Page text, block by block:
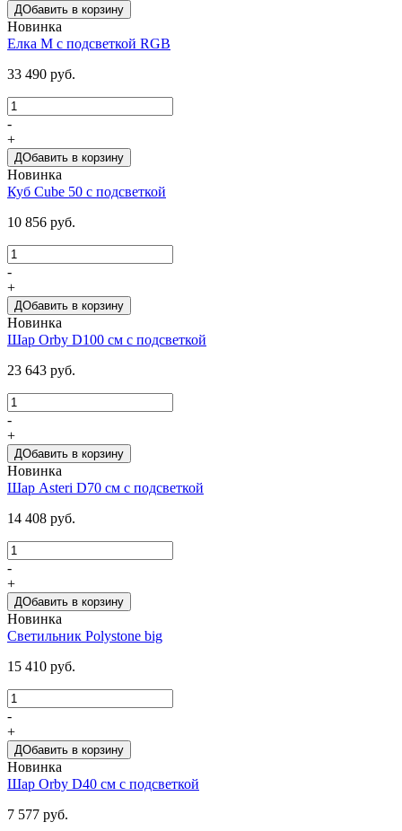
ДОбавить в корзину
Новинка
Елка M с подсветкой RGB
33 490 руб.
-
+
ДОбавить в корзину
Новинка
Куб Cube 50 с подсветкой
10 856 руб.
-
+
ДОбавить в корзину
Новинка
Шар Orby D100 см с подсветкой
23 643 руб.
-
+
ДОбавить в корзину
Новинка
Шар Asteri D70 см с подсветкой
14 408 руб.
-
+
ДОбавить в корзину
Новинка
Светильник Polystone big
15 410 руб.
-
+
ДОбавить в корзину
Новинка
Шар Orby D40 см с подсветкой
7 577 руб.